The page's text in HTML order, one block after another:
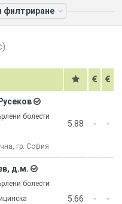
филтриране
болести
гр. София
5.88 - -
д.м.
болести
5.66 - -